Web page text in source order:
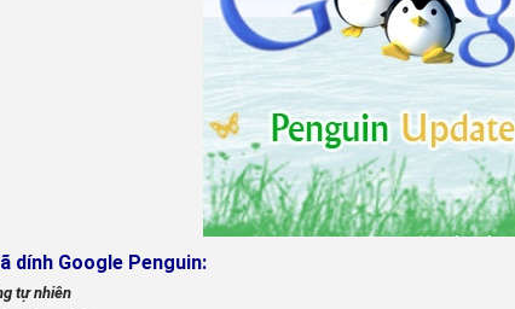
dính Google Penguin:
tự nhiên